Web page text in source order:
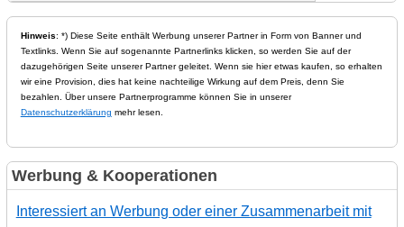
Hinweis: *) Diese Seite enthält Werbung unserer Partner in Form von Banner und
Textlinks. Wenn Sie auf sogenannte Partnerlinks klicken, so werden Sie auf der
dazugehörigen Seite unserer Partner geleitet. Wenn sie hier etwas kaufen, so erhalten
wir eine Provision, dies hat keine nachteilige Wirkung auf dem Preis, denn Sie
bezahlen. Über unsere Partnerprogramme können Sie in unserer
Datenschutzerklärung mehr lesen.
Werbung & Kooperationen
Interessiert an Werbung oder einer Zusammenarbeit mit